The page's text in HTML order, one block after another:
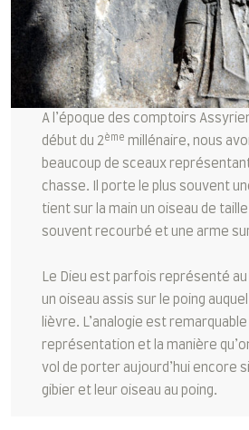
A l’époque des comptoirs
début du 2ème millénaire, nous
beaucoup de sceaux
chasse. Il porte le plus souvent
tient sur la main un oiseau de
souvent recourbé et une arme sur
Le Dieu est parfois représenté
un oiseau assis sur le poing
lièvre. L’analogie est
représentation et la manière
vol de porter aujourd’hui encore
gibier et leur oiseau au poing.